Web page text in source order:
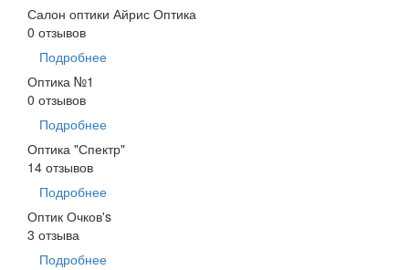
Салон оптики Айрис Оптика
0 отзывов
Подробнее
Оптика №1
0 отзывов
Подробнее
Оптика "Спектр"
14 отзывов
Подробнее
Оптик Очков's
3 отзыва
Подробнее